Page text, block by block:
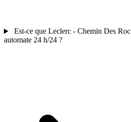
Est-ce que Leclerc - Chemin Des
automate 24 h/24 ?